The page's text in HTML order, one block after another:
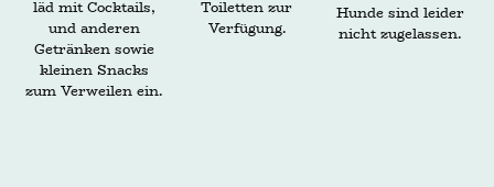
läd mit Cocktails,
und anderen
Getränken sowie
kleinen Snacks
zum Verweilen ein.
Toiletten zur
Verfügung.
Hunde sind leider
nicht zugelassen.